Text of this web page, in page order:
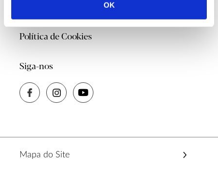
OK
Política de Cookies
Siga-nos
Mapa do Site